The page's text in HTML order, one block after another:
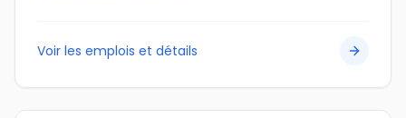
Voir les emplois et détails